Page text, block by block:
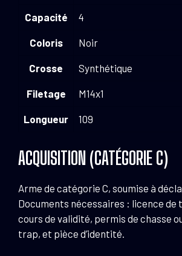
Capacité 4
Coloris Noir
Crosse Synthétique
Filetage M14x1
Longueur 109
ACQUISITION (CATÉGORIE C)
Arme de catégorie C, soumise à
Documents nécessaires : licence de
cours de validité, permis de chasse
trap, et pièce d’identité.